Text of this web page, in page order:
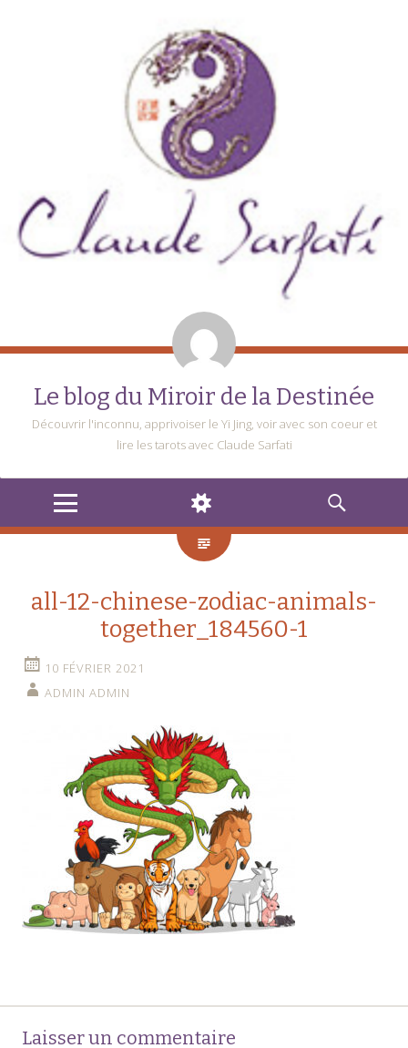
Le blog du Miroir de la Destinée
Découvrir l'inconnu, apprivoiser le Yi Jing, voir avec son coeur et
lire les tarots avec Claude Sarfati
MENU
WIDGETS
RECHERCHE
all-12-chinese-zodiac-animals-
together_184560-1
10 FÉVRIER 2021
ADMIN ADMIN
Navigation
Laisser un commentaire